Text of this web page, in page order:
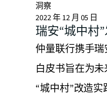
洞察
2022 年 12 月 05 日
瑞安“城中村
仲量联行携手
白皮书旨在为
“城中村”改造